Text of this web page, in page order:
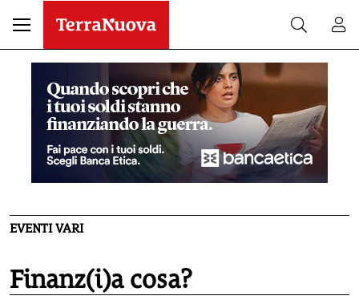
EVENTI VARI
Finanz(i)a cosa?